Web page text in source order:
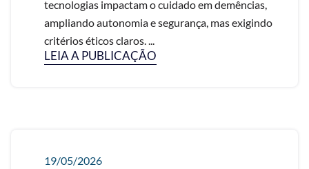
tecnologias impactam o cuidado em demências,
ampliando autonomia e segurança, mas exigindo
critérios éticos claros. ...
LEIA A PUBLICAÇÃO
19/05/2026